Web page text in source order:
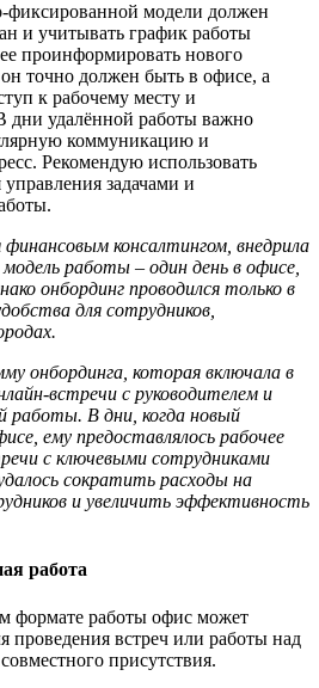
фиксированной модели должен
и учитывать график работы
проинформировать нового
точно должен быть в офисе, а
к рабочему месту и
дни удалённой работы важно
коммуникацию и
Рекомендую использовать
задачами и
консалтингом, внедрила
модель работы – один день в офисе,
онбординг проводился только в
для сотрудников,
онбординга, которая включала в
встречи с руководителем и
работы. В дни, когда новый
ему предоставлялось рабочее
с ключевыми сотрудниками
сократить расходы на
и увеличить эффективность
работа
формате работы офис может
проведения встреч или работы над
присутствия.